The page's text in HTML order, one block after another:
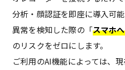
分析・顔認証を即座に導入可能
異常を検知した際の「スマホ
のリスクをゼロにします。
ご利用のAI機能によっては、